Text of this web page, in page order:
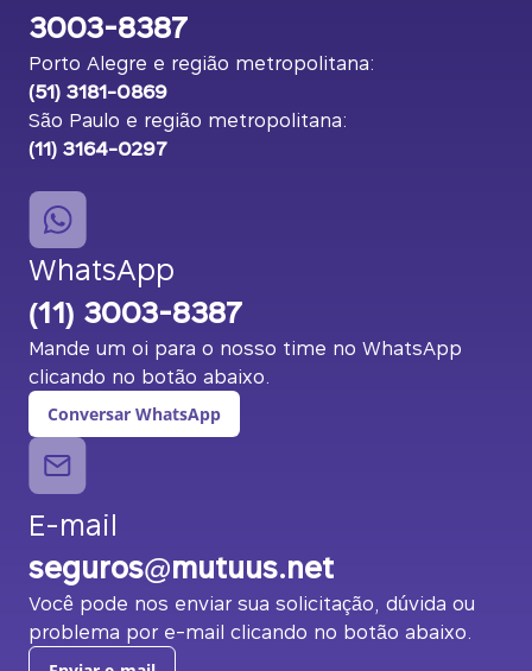
3003-8387
Porto Alegre e região metropolitana:
(51) 3181-0869
São Paulo e região metropolitana:
(11) 3164-0297
WhatsApp
(11) 3003-8387
Mande um oi para o nosso time no WhatsApp
clicando no botão abaixo.
Conversar WhatsApp
E-mail
seguros@mutuus.net
Você pode nos enviar sua solicitação, dúvida ou
problema por e-mail clicando no botão abaixo.